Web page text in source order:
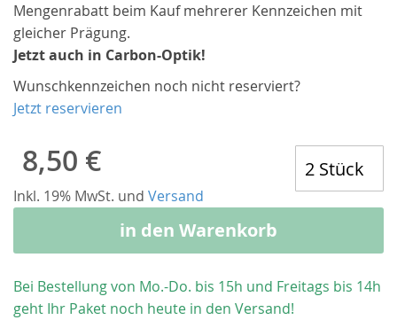
Mengenrabatt beim Kauf mehrerer Kennzeichen mit
gleicher Prägung.
Jetzt auch in Carbon-Optik!
Wunschkennzeichen noch nicht reserviert?
Jetzt reservieren
8,50 €
Inkl. 19% MwSt. und Versand
in den Warenkorb
Bei Bestellung von Mo.-Do. bis 15h und Freitags bis 14h
geht Ihr Paket noch heute in den Versand!